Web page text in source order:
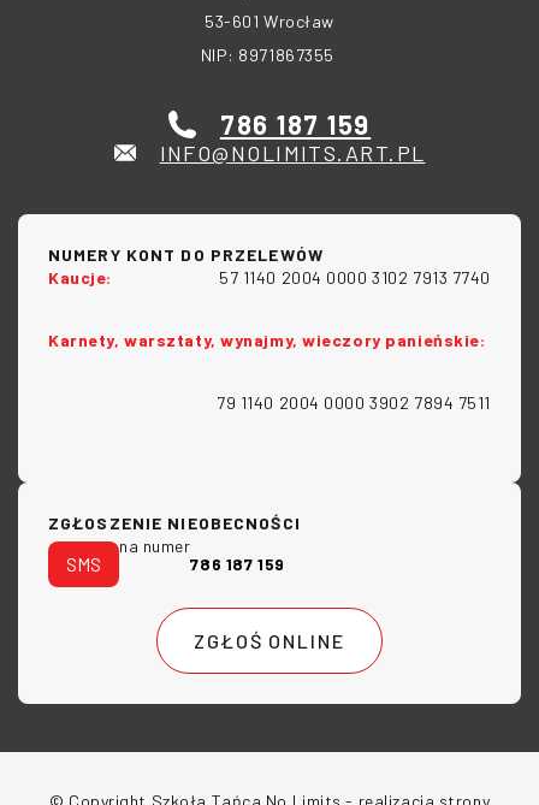
53-601 Wrocław
NIP: 8971867355
786 187 159
INFO@NOLIMITS.ART.PL
NUMERY KONT DO PRZELEWÓW
Kaucje:
57 1140 2004 0000 3102 7913 7740
Karnety, warsztaty, wynajmy, wieczory panieńskie:
79 1140 2004 0000 3902 7894 7511
ZGŁOSZENIE NIEOBECNOŚCI
SMS
na numer
786 187 159
ZGŁOŚ ONLINE
© Copyright Szkoła Tańca No Limits - realizacja strony